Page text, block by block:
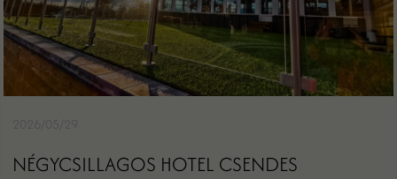
NÉGYCSILLAGOS HOTEL CSENDES